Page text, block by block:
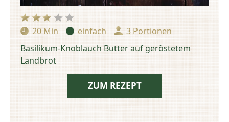
Zubereitungszeit:
20 Min Schwierigkeit:
einfach Portionen:
3 Portionen
Basilikum-Knoblauch Butter auf geröstetem
Landbrot
ZUM REZEPT